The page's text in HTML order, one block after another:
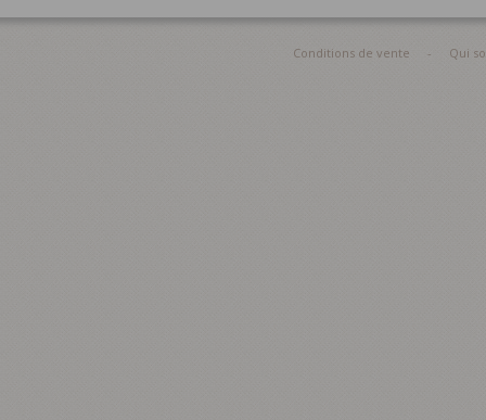
Conditions de vente - Qui